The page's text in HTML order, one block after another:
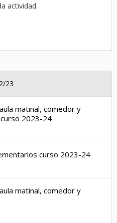
actividad.
23
matinal, comedor y
2023-24
curso 2023-24
matinal, comedor y